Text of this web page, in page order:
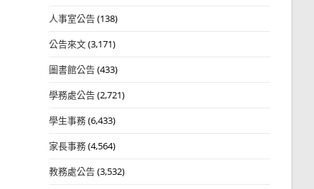
人事室公告(138)
公告來文(3,171)
圖書館公告(433)
學務處公告(2,721)
學生事務(6,433)
家長事務(4,564)
教務處公告(3,532)